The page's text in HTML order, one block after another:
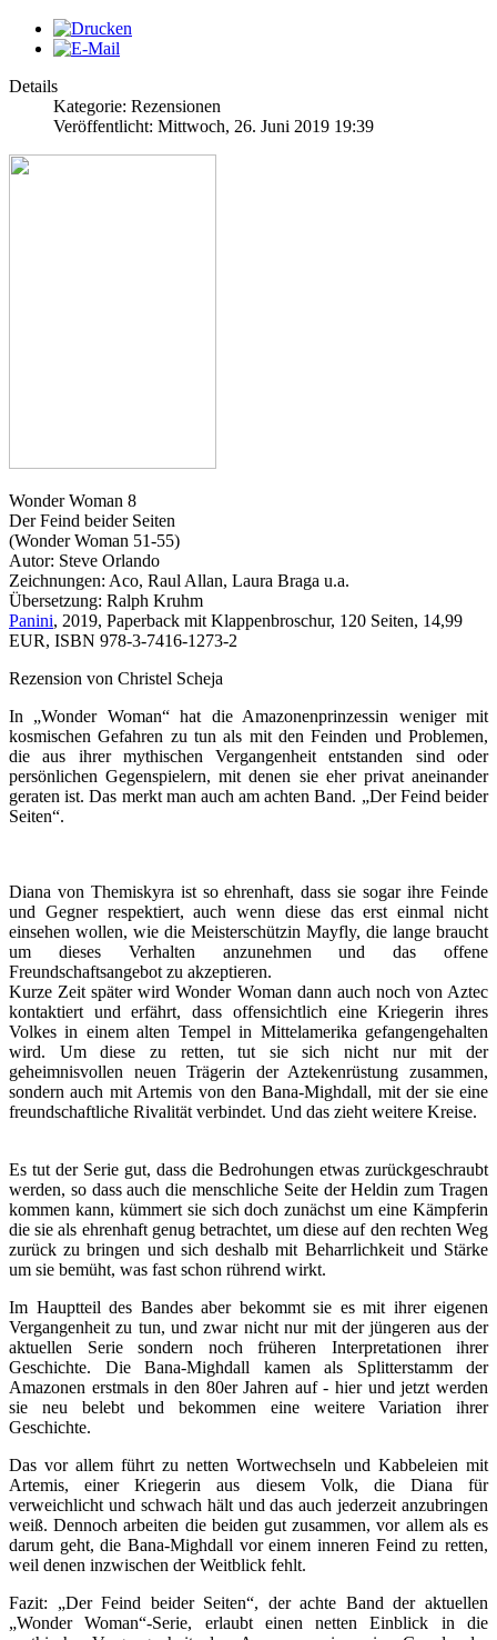
Details
Kategorie: Rezensionen
Veröffentlicht: Mittwoch, 26. Juni 2019 19:39
Wonder Woman 8
Der Feind beider Seiten
(Wonder Woman 51-55)
Autor: Steve Orlando
Zeichnungen: Aco, Raul Allan, Laura Braga u.a.
Übersetzung: Ralph Kruhm
Panini, 2019, Paperback mit Klappenbroschur, 120 Seiten, 14,99
EUR, ISBN 978-3-7416-1273-2
Rezension von Christel Scheja
In „Wonder Woman“ hat die Amazonenprinzessin weniger mit
kosmischen Gefahren zu tun als mit den Feinden und Problemen,
die aus ihrer mythischen Vergangenheit entstanden sind oder
persönlichen Gegenspielern, mit denen sie eher privat aneinander
geraten ist. Das merkt man auch am achten Band. „Der Feind beider
Seiten“.
Diana von Themiskyra ist so ehrenhaft, dass sie sogar ihre Feinde
und Gegner respektiert, auch wenn diese das erst einmal nicht
einsehen wollen, wie die Meisterschützin Mayfly, die lange braucht
um dieses Verhalten anzunehmen und das offene
Freundschaftsangebot zu akzeptieren.
Kurze Zeit später wird Wonder Woman dann auch noch von Aztec
kontaktiert und erfährt, dass offensichtlich eine Kriegerin ihres
Volkes in einem alten Tempel in Mittelamerika gefangengehalten
wird. Um diese zu retten, tut sie sich nicht nur mit der
geheimnisvollen neuen Trägerin der Aztekenrüstung zusammen,
sondern auch mit Artemis von den Bana-Mighdall, mit der sie eine
freundschaftliche Rivalität verbindet. Und das zieht weitere Kreise.
Es tut der Serie gut, dass die Bedrohungen etwas zurückgeschraubt
werden, so dass auch die menschliche Seite der Heldin zum Tragen
kommen kann, kümmert sie sich doch zunächst um eine Kämpferin
die sie als ehrenhaft genug betrachtet, um diese auf den rechten Weg
zurück zu bringen und sich deshalb mit Beharrlichkeit und Stärke
um sie bemüht, was fast schon rührend wirkt.
Im Hauptteil des Bandes aber bekommt sie es mit ihrer eigenen
Vergangenheit zu tun, und zwar nicht nur mit der jüngeren aus der
aktuellen Serie sondern noch früheren Interpretationen ihrer
Geschichte. Die Bana-Mighdall kamen als Splitterstamm der
Amazonen erstmals in den 80er Jahren auf - hier und jetzt werden
sie neu belebt und bekommen eine weitere Variation ihrer
Geschichte.
Das vor allem führt zu netten Wortwechseln und Kabbeleien mit
Artemis, einer Kriegerin aus diesem Volk, die Diana für
verweichlicht und schwach hält und das auch jederzeit anzubringen
weiß. Dennoch arbeiten die beiden gut zusammen, vor allem als es
darum geht, die Bana-Mighdall vor einem inneren Feind zu retten,
weil denen inzwischen der Weitblick fehlt.
Fazit: „Der Feind beider Seiten“, der achte Band der aktuellen
„Wonder Woman“-Serie, erlaubt einen netten Einblick in die